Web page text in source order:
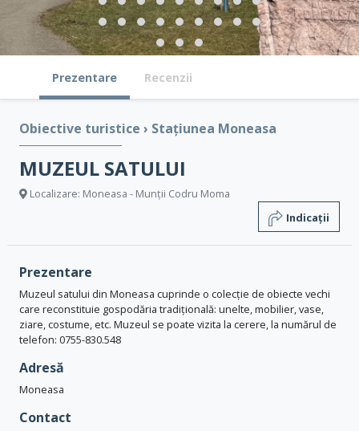
Prezentare Recenzii
Obiective turistice › Stațiunea Moneasa
MUZEUL SATULUI
Localizare: Moneasa - Munții Codru Moma
Indicații
Prezentare
Muzeul satului din Moneasa cuprinde o colecție de obiecte vechi
care reconstituie gospodăria tradițională: unelte, mobilier, vase,
ziare, costume, etc. Muzeul se poate vizita la cerere, la numărul de
telefon: 0755-830.548
Adresă
Moneasa
Contact